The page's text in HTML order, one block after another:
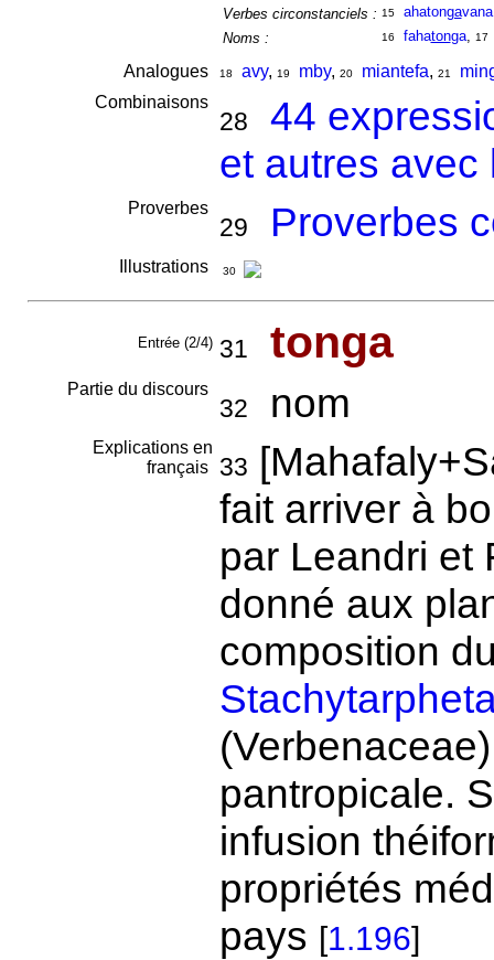
Verbes circonstanciels : 15 ahatongavana
Noms :
16 fahatonga, 17
Analogues 18 avy, 19 mby, 20 miantefa, 21
Combinaisons
28
44
et autres avec
Proverbes
29 Proverbes
Illustrations 30
Entrée (2/4) 31 tonga
Partie du discours
32 nom
Explications en
français
33
fait arriver à
par Leandri et
donné aux
composition
pantropicale.
infusion
propriétés
pays [1.196]